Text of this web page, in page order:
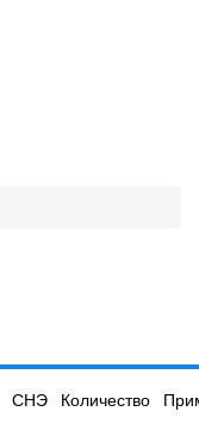
СНЭ Количество